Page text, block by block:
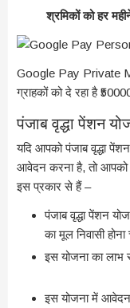
श्रमिकों को हर
Google Pay Private
ग्राहकों को दे रहा है
पंजाब वृद्धा पेंशन
यदि आपको पंजाब वृद्धा
आवेदन करना है, तो आपको
इस प्रकार से हैं –
पंजाब वृद्धा पेंशन
का मूल निवासी होना
इस योजना का लाभ
इस योजना में